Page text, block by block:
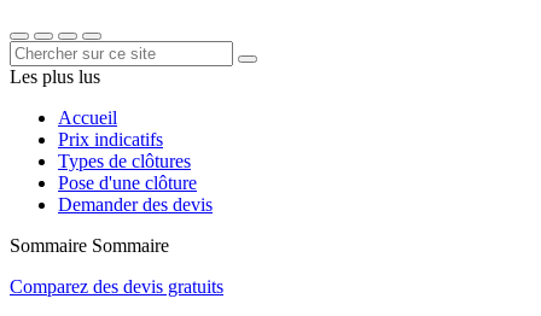
Les plus lus
Accueil
Prix indicatifs
Types de clôtures
Pose d'une clôture
Demander des devis
Sommaire Sommaire
Comparez des devis gratuits